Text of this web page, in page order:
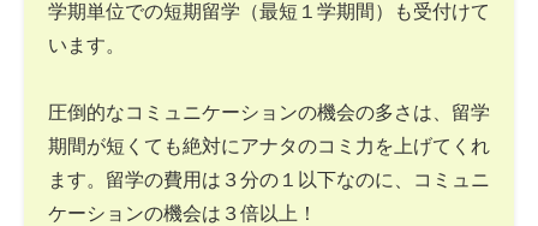
学期単位での短期留学（最短１学期間）も受付けて
います。
圧倒的なコミュニケーションの機会の多さは、留学
期間が短くても絶対にアナタのコミ力を上げてくれ
ます。留学の費用は３分の１以下なのに、コミュニ
ケーションの機会は３倍以上！